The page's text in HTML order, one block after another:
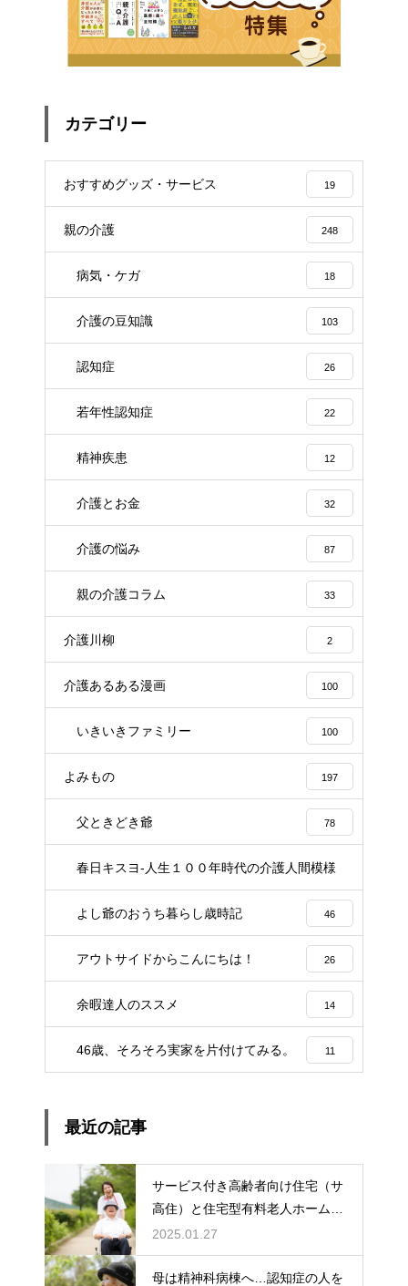
カテゴリー
おすすめグッズ・サービス 19
親の介護 248
病気・ケガ 18
介護の豆知識 103
認知症 26
若年性認知症 22
精神疾患 12
介護とお金 32
介護の悩み 87
親の介護コラム 33
介護川柳 2
介護あるある漫画 100
いきいきファミリー 100
よみもの 197
父ときどき爺 78
春日キスヨ-人生１００年時代の介護人間模様
よし爺のおうち暮らし歳時記 46
アウトサイドからこんにちは！ 26
余暇達人のススメ 14
46歳、そろそろ実家を片付けてみる。 11
最近の記事
サービス付き高齢者向け住宅（サ
高住）と住宅型有料老人ホーム：
どちらを選ぶ？
2025.01.27
母は精神科病棟へ…認知症の人を